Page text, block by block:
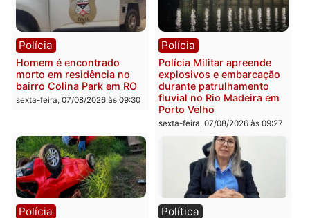
Polícia
Casal é preso pela PRF
com mais de 72 quilos de
mercúrio escondidos em
estepe em Porto Velho
sexta-feira, 07/08/2026 às 09:38
Polícia
Polícia Civil deflagra
operação contra facção
criminosa que atacava
provedores de internet
Rondônia
sexta-feira, 07/08/2026 às
Polícia Polícia